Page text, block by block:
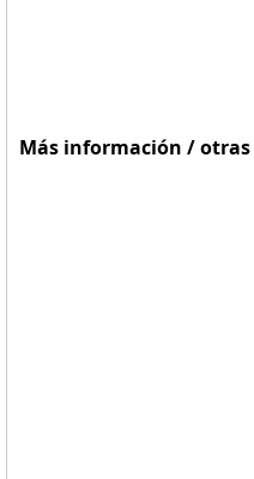
Más información /